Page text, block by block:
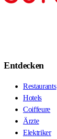
Entdecken
Restaurants
Hotels
Coiffeure
Ärzte
Elektriker